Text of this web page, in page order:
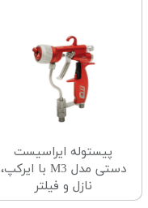
پیستوله ایراسیست
دستی مدل M3 با ایرکپ،
نازل و فیلتر